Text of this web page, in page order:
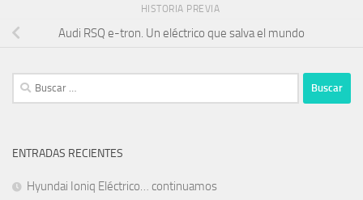
HISTORIA PREVIA
Audi RSQ e-tron. Un eléctrico que salva el mundo
Buscar:
ENTRADAS RECIENTES
Hyundai Ioniq Eléctrico… continuamos